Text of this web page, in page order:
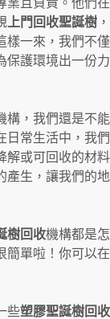
上門回收聖誕樹 ，
樣一來，我們不僅
保護環境出一份力
構，我們還是不能
日常生活中，我們
解或可回收的材料
產生，讓我們的地
樹回收機構都是怎
簡單啦！你可以在
些塑膠聖誕樹回收